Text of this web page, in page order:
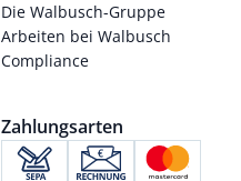
Die Walbusch-Gruppe
Arbeiten bei Walbusch
Compliance
Zahlungsarten